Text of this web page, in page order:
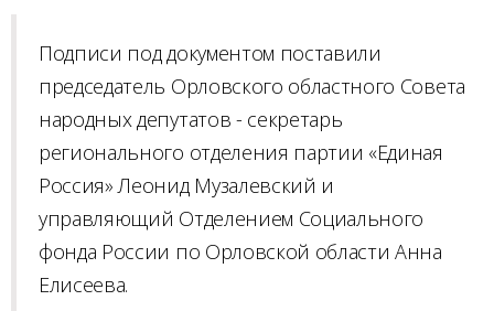
Подписи под документом поставили
председатель Орловского областного Совета
народных депутатов - секретарь
регионального отделения партии «Единая
Россия» Леонид Музалевский и
управляющий Отделением Социального
фонда России по Орловской области Анна
Елисеева.